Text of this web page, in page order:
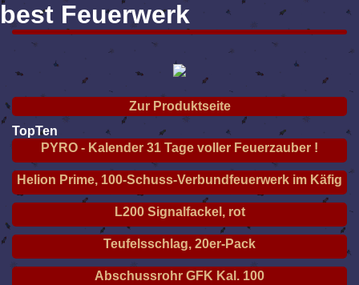
best Feuerwerk
Zur Produktseite
TopTen
PYRO - Kalender 31 Tage voller Feuerzauber !
Helion Prime, 100-Schuss-Verbundfeuerwerk im Käfig
L200 Signalfackel, rot
Teufelsschlag, 20er-Pack
Abschussrohr GFK Kal. 100